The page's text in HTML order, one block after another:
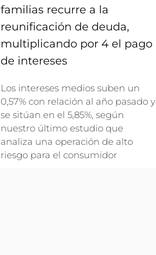
familias recurre a la
reunificación de deuda,
multiplicando por 4 el pago
de intereses
Los intereses medios suben un
0,57% con relación al año pasado y
se sitúan en el 5,85%, según
nuestro último estudio que
analiza una operación de alto
riesgo para el consumidor